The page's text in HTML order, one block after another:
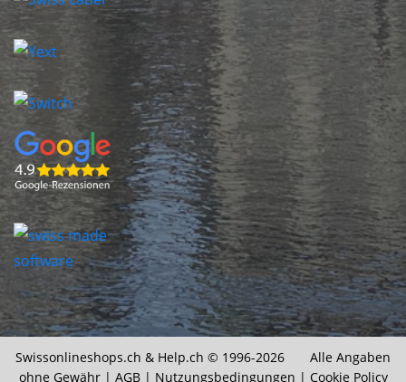
Swissonlineshops.ch & Help.ch © 1996-2026 Alle Angaben
ohne Gewähr | AGB| Nutzungsbedingungen | Cookie Policy